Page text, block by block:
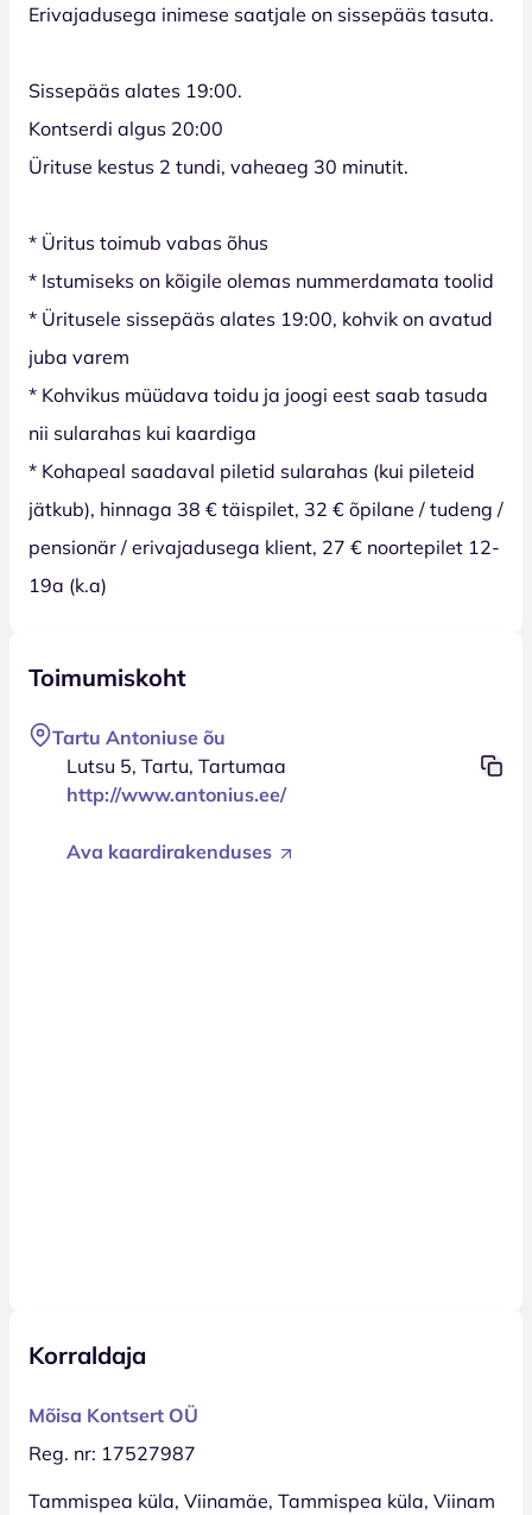
Erivajadusega inimese saatjale on sissepääs tasuta.
Sissepääs alates 19:00.
Kontserdi algus 20:00
Ürituse kestus 2 tundi, vaheaeg 30 minutit.
* Üritus toimub vabas õhus
* Istumiseks on kõigile olemas nummerdamata toolid
* Üritusele sissepääs alates 19:00, kohvik on avatud
juba varem
* Kohvikus müüdava toidu ja joogi eest saab tasuda
nii sularahas kui kaardiga
* Kohapeal saadaval piletid sularahas (kui pileteid
jätkub), hinnaga 38 € täispilet, 32 € õpilane / tudeng /
pensionär / erivajadusega klient, 27 € noortepilet 12-
19a (k.a)
Toimumiskoht
Tartu Antoniuse õu
Lutsu 5, Tartu, Tartumaa
http://www.antonius.ee/
Ava kaardirakenduses
Korraldaja
Mõisa Kontsert OÜ
Reg. nr: 17527987
Tammispea küla, Viinamäe, Tammispea küla, Viinam